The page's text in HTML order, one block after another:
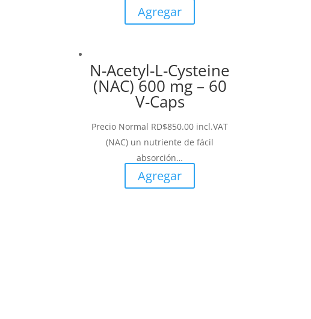
Agregar
N-Acetyl-L-Cysteine
(NAC) 600 mg – 60
V-Caps
Precio Normal RD$850.00 incl.VAT
(NAC) un nutriente de fácil
absorción…
Agregar